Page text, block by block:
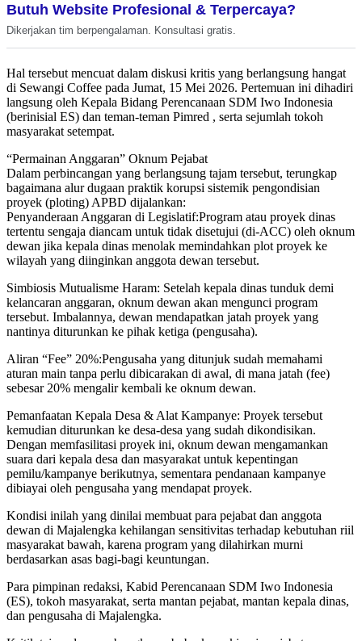
Butuh Website Profesional & Terpercaya?
Dikerjakan tim berpengalaman. Konsultasi gratis.
Hal tersebut mencuat dalam diskusi kritis yang berlangsung hangat
di Sewangi Coffee pada Jumat, 15 Mei 2026. Pertemuan ini dihadiri
langsung oleh Kepala Bidang Perencanaan SDM Iwo Indonesia
(berinisial ES) dan teman-teman Pimred , serta sejumlah tokoh
masyarakat setempat.
“Permainan Anggaran” Oknum Pejabat
Dalam perbincangan yang berlangsung tajam tersebut, terungkap
bagaimana alur dugaan praktik korupsi sistemik pengondisian
proyek (ploting) APBD dijalankan:
Penyanderaan Anggaran di Legislatif:Program atau proyek dinas
tertentu sengaja diancam untuk tidak disetujui (di-ACC) oleh oknum
dewan jika kepala dinas menolak memindahkan plot proyek ke
wilayah yang diinginkan anggota dewan tersebut.
Simbiosis Mutualisme Haram: Setelah kepala dinas tunduk demi
kelancaran anggaran, oknum dewan akan mengunci program
tersebut. Imbalannya, dewan mendapatkan jatah proyek yang
nantinya diturunkan ke pihak ketiga (pengusaha).
Aliran “Fee” 20%:Pengusaha yang ditunjuk sudah memahami
aturan main tanpa perlu dibicarakan di awal, di mana jatah (fee)
sebesar 20% mengalir kembali ke oknum dewan.
Pemanfaatan Kepala Desa & Alat Kampanye: Proyek tersebut
kemudian diturunkan ke desa-desa yang sudah dikondisikan.
Dengan memfasilitasi proyek ini, oknum dewan mengamankan
suara dari kepala desa dan masyarakat untuk kepentingan
pemilu/kampanye berikutnya, sementara pendanaan kampanye
dibiayai oleh pengusaha yang mendapat proyek.
Kondisi inilah yang dinilai membuat para pejabat dan anggota
dewan di Majalengka kehilangan sensitivitas terhadap kebutuhan riil
masyarakat bawah, karena program yang dilahirkan murni
berdasarkan asas bagi-bagi keuntungan.
Para pimpinan redaksi, Kabid Perencanaan SDM Iwo Indonesia
(ES), tokoh masyarakat, serta mantan pejabat, mantan kepala dinas,
dan pengusaha di Majalengka.